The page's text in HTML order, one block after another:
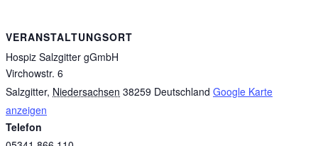
VERANSTALTUNGSORT
Hospiz Salzgitter gGmbH
Virchowstr. 6
Salzgitter, Niedersachsen 38259 Deutschland Google Karte
anzeigen
Telefon